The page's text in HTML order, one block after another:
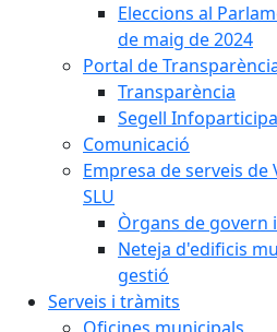
Eleccions al
de maig de 2024
Portal de
Transparència
Segell Infoparticipa
Comunicació
Empresa de serveis de
SLU
Òrgans de govern
Neteja d'edificis
gestió
Serveis i tràmits